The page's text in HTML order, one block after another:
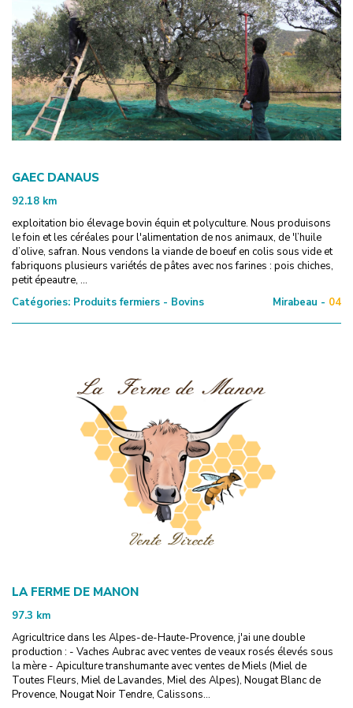
GAEC DANAUS
92.18 km
exploitation bio élevage bovin équin et polyculture. Nous produisons
le foin et les céréales pour l'alimentation de nos animaux, de 'l’huile
d’olive, safran. Nous vendons la viande de boeuf en colis sous vide et
fabriquons plusieurs variétés de pâtes avec nos farines : pois chiches,
petit épeautre, ...
Catégories: Produits fermiers - Bovins Mirabeau - 04
LA FERME DE MANON
97.3 km
Agricultrice dans les Alpes-de-Haute-Provence, j'ai une double
production : - Vaches Aubrac avec ventes de veaux rosés élevés sous
la mère - Apiculture transhumante avec ventes de Miels (Miel de
Toutes Fleurs, Miel de Lavandes, Miel des Alpes), Nougat Blanc de
Provence, Nougat Noir Tendre, Calissons...